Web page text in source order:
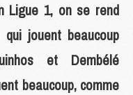
Ligue 1, on se rend
jouent beaucoup
et Dembélé
beaucoup, comme